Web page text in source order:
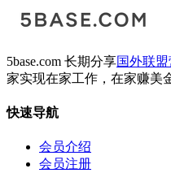
5base.com 长期分享国外联
家实现在家工作，在家赚美
快速导航
会员介绍
会员注册